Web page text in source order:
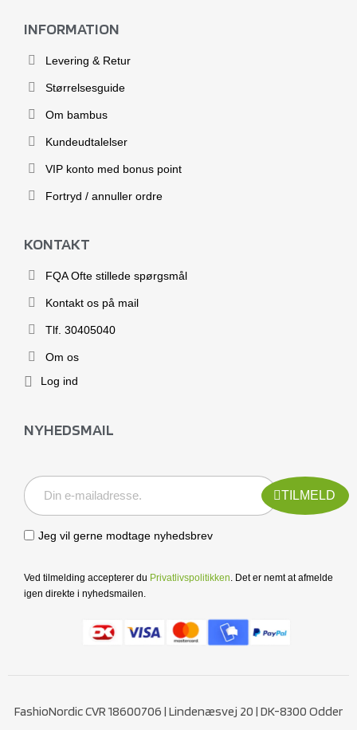
INFORMATION
Levering & Retur
Størrelsesguide
Om bambus
Kundeudtalelser
VIP konto med bonus point
Fortryd / annuller ordre
KONTAKT
FQA Ofte stillede spørgsmål
Kontakt os på mail
Tlf. 30405040
Om os
Log ind
NYHEDSMAIL
TILMELD
Jeg vil gerne modtage nyhedsbrev
Ved tilmelding accepterer du Privatlivspolitikken. Det er nemt at afmelde
igen direkte i nyhedsmailen.
FashioNordic CVR 18600706 | Lindenæsvej 20 | DK-8300 Odder